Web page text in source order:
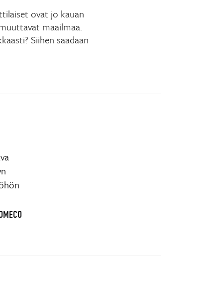
ovat jo kauan
maailmaa.
Siihen saadaan